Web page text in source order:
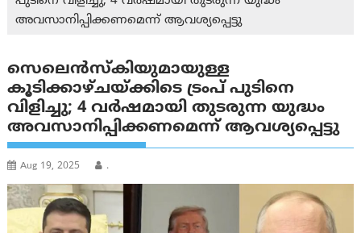
അവസാനിപ്പിക്കണമെന്ന് ആവശ്യപ്പെട്ടു
സെലെൻസ്‌കിയുമായുള്ള
കൂടിക്കാഴ്ചയ്ക്കിടെ ട്രംപ് പുടിനെ
വിളിച്ചു; 4 വർഷമായി തുടരുന്ന യുദ്ധം
അവസാനിപ്പിക്കണമെന്ന് ആവശ്യപ്പെട്ടു
Aug 19, 2025 .